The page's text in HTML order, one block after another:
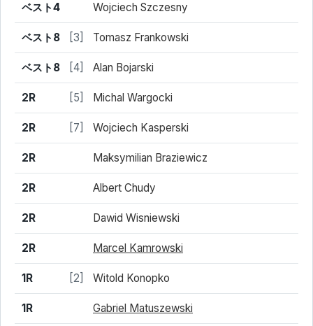
ベスト4 Wojciech Szczesny
ベスト8 [3] Tomasz Frankowski
ベスト8 [4] Alan Bojarski
2R [5] Michal Wargocki
2R [7] Wojciech Kasperski
2R Maksymilian Braziewicz
2R Albert Chudy
2R Dawid Wisniewski
2R Marcel Kamrowski
1R [2] Witold Konopko
1R Gabriel Matuszewski